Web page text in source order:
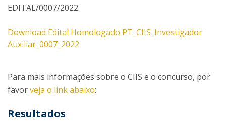
EDITAL/0007/2022.
Download Edital Homologado PT_CIIS_Investigador
Auxiliar_0007_2022
Para mais informações sobre o CIIS e o concurso, por
favorveja o link abaixo:
Re​sultados